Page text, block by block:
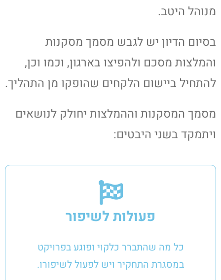
מנוהל היטב.
בסיום הדיון יש לגבש מסמך מסקנות
והמלצות מסכם ולהפיצו בארגון, וכמו וכן,
להתחיל ביישום הלקחים שהופקו מן התהליך.
מסמך המסקנות וההמלצות יחולק לנושאים
ויתמקד בשני היבטים:
פעולות לשיפור
כל מה שהתברר כלקוי ופוגע בפרויקט
במסגרת התחקיר ויש לפעול לשיפורו.